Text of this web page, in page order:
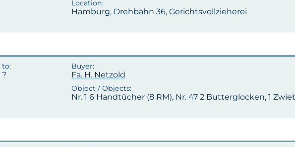
Hamburg, Drehbahn 36, Gerichtsvollzieherei
Fa. H. Netzold
Nr. 1 6 Handtücher (8 RM), Nr. 47 2 Butterglocken, 1